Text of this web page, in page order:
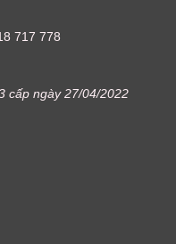
717 778
cấp ngày 27/04/2022